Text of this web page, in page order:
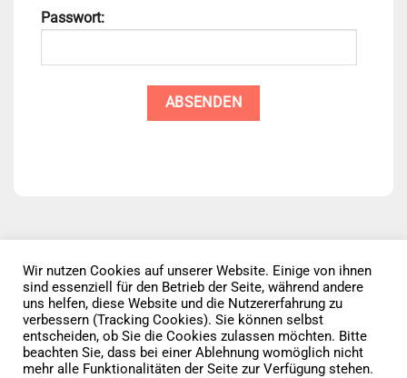
Passwort:
Datenschutz AGB Impressum
Vertrag widerrufen
Wir nutzen Cookies auf unserer Website. Einige von ihnen
sind essenziell für den Betrieb der Seite, während andere
uns helfen, diese Website und die Nutzererfahrung zu
verbessern (Tracking Cookies). Sie können selbst
entscheiden, ob Sie die Cookies zulassen möchten. Bitte
beachten Sie, dass bei einer Ablehnung womöglich nicht
mehr alle Funktionalitäten der Seite zur Verfügung stehen.